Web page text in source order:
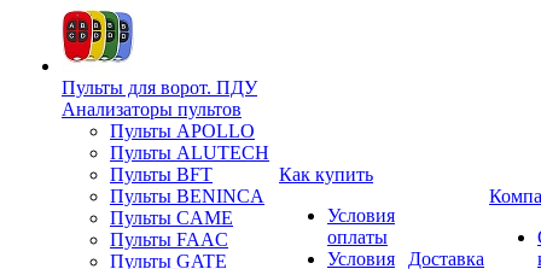
Пульты для ворот. ПДУ
Анализаторы пультов
Пульты APOLLO
Пульты ALUTECH
Пульты BFT
Пульты BENINCA
Пульты CAME
Пульты FAAC
Пульты GATE
Как купить
Условия
оплаты
Условия
Доставка